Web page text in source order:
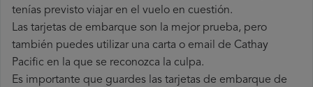
tenías previsto viajar en el vuelo en cuestión.
Las tarjetas de embarque son la mejor prueba, pero
también puedes utilizar una carta o email de Cathay
Pacific en la que se reconozca la culpa.
Es importante que guardes las tarjetas de embarque de